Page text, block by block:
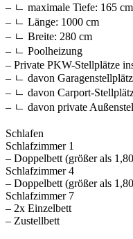
– ㄴ maximale Tiefe: 165 cm
– ㄴ Länge: 1000 cm
– ㄴ Breite: 280 cm
– ㄴ Poolheizung
– Private PKW-Stellplätze
– ㄴ davon
– ㄴ davon Carport-
– ㄴ davon private
Schlafen
Schlafzimmer 1
– Doppelbett (größer als
Schlafzimmer 4
– Doppelbett (größer als
Schlafzimmer 7
– 2x Einzelbett
– Zustellbett